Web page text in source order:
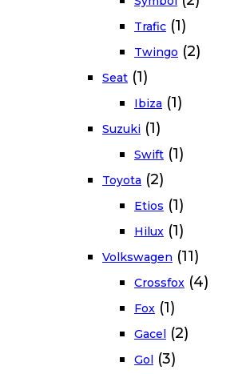
Trafic (1)
Twingo (2)
Seat (1)
Ibiza (1)
Suzuki (1)
Swift (1)
Toyota (2)
Etios (1)
Hilux (1)
Volkswagen (11)
Crossfox (4)
Fox (1)
Gacel (2)
Gol (3)